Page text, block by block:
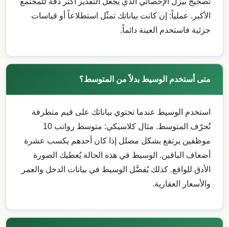
الأكبر. عملياً: إن كانت بياناتك تمثّل استطلاعاً أو قياسات
جزئية فاستخدم العينة دائماً.
متى أستخدم الوسيط بدلاً من المتوسط؟
استخدم الوسيط عندما تحتوي بياناتك على قيم متطرفة
تُحرّف المتوسط. مثال كلاسيكي: متوسط رواتب 10
موظفين يرتفع بشكل مضلل إذا كان أحدهم يكسب عشرة
أضعاف الباقين. الوسيط في هذه الحالة يُعطيك الصورة
الأدق للواقع. كذلك يُفضَّل الوسيط في بيانات الدخل والعمر
والأسعار العقارية.